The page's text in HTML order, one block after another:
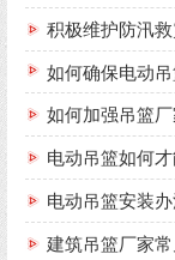
积极维护防汛
如何确保电动
如何加强吊篮
电动吊篮如何
电动吊篮安装
建筑吊篮厂家